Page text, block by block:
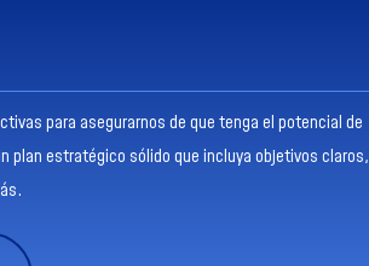
para asegurarnos de que tenga el potencial de
plan estratégico sólido que incluya objetivos claros,